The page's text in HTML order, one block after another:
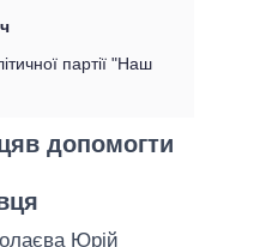
ПОЛІТИКІВ
партії "Наш
допомогти
Юрій